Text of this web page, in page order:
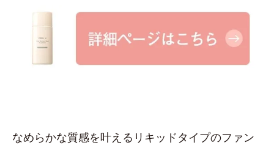
なめらかな質感を叶えるリキッドタイプのファン